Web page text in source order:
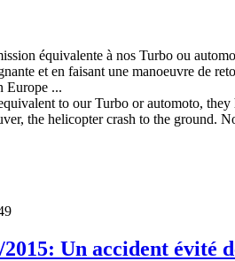
équivalente à nos Turbo ou
et en faisant une manoeuvre de
Europe ...
to our Turbo or automoto,
the helicopter crash to the ground.
Un accident évité